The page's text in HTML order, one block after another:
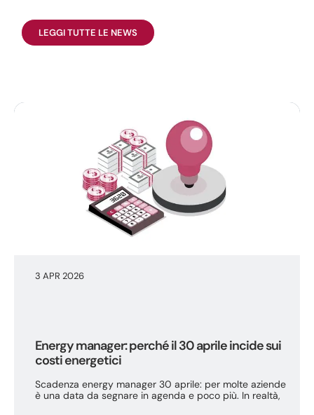
LEGGI TUTTE LE NEWS
3 APR 2026
Energy manager: perché il 30 aprile incide sui
costi energetici
Scadenza energy manager 30 aprile: per molte aziende
è una data da segnare in agenda e poco più. In realtà,